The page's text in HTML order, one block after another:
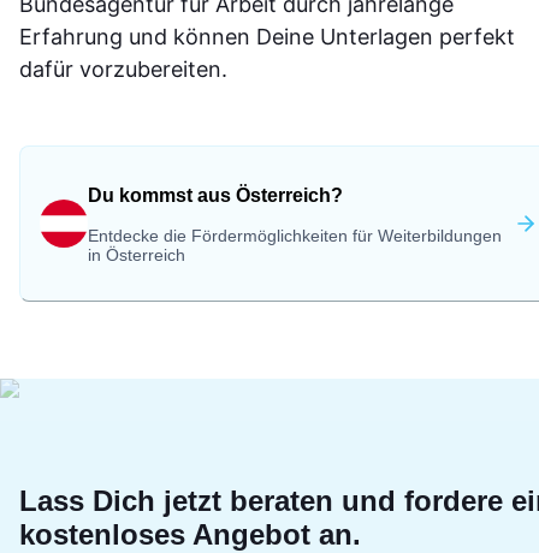
Erfahrung und können Deine Unterlagen perfekt
dafür vorzubereiten.
Du kommst aus Österreich?
Entdecke die Fördermöglichkeiten für Weiterbildungen
in Österreich
Lass Dich jetzt beraten und fordere
kostenloses Angebot an.